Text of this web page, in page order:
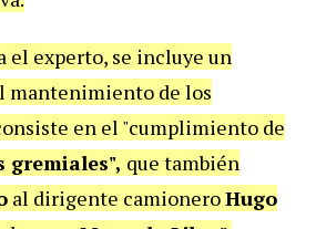
el experto, se incluye un
mantenimiento de los
en el "cumplimiento de
gremiales", que también
al dirigente camioneroHugo